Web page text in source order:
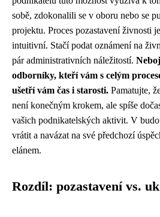
sobě, zdokonalili se v oboru nebo se
projektu. Proces pozastavení živnosti
intuitivní. Stačí podat oznámení na
pár administrativních náležitostí.
odborníky, kteří vám s celým
ušetří vám čas i starosti. Pamatujte,
není konečným krokem, ale spíše
vašich podnikatelských aktivit. V
vrátit a navázat na své předchozí
elánem.
Rozdíl: pozastavení vs.